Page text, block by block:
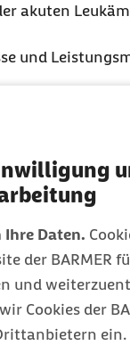
Daten.
der BARMER
und
Cookies der
ein.
akuten
und
und/oder
und ungewollter
fühlt und
als erstes zur